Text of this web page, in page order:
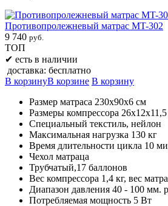
Противопролежневый матрас MT-302
9 740 руб.
ТОП
✔ есть в наличии
доставка: бесплатно
В корзинуВ корзине В корзину
Размер матраса 230х90х6 см
Размеры компрессора
Специальный текстиль, нейлон
Максимальная нагрузка 130 кг
Время длительности цикла 10
Чехол матраца
Трубчатый,17 баллонов
Вес компрессора 1,4 кг, вес
Диапазон давления 40 - 100 мм.
Потребляемая мощность 5 Вт